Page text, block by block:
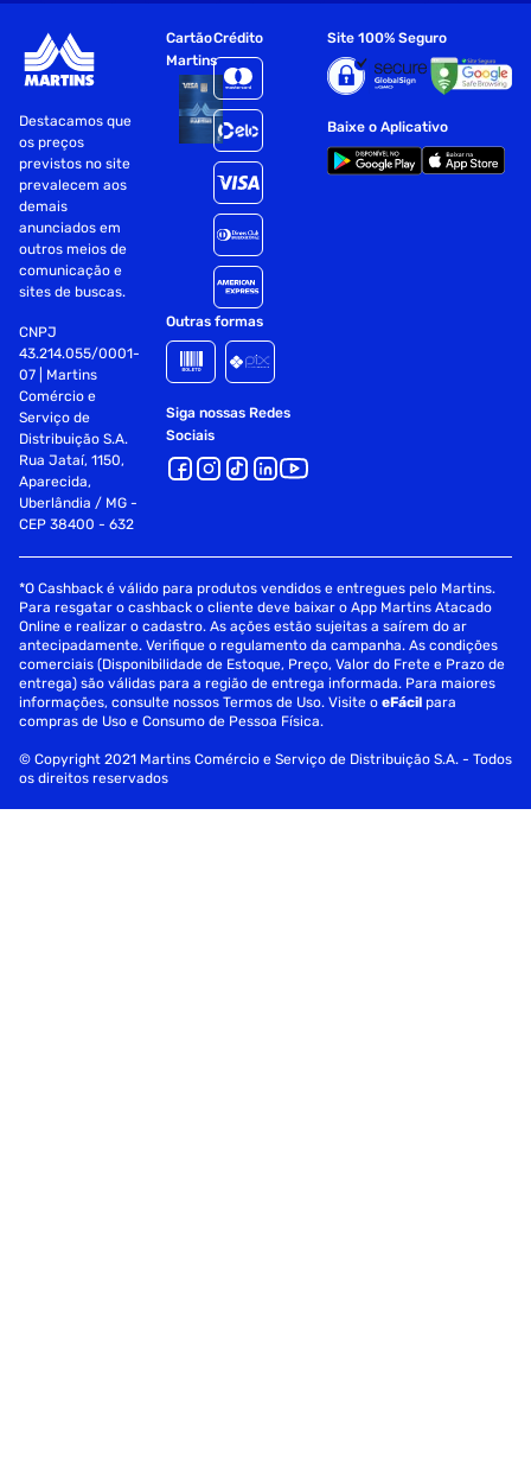
Destacamos que
os preços
previstos no site
prevalecem aos
demais
anunciados em
outros meios de
comunicação e
sites de buscas.
CNPJ
43.214.055/0001-
07 | Martins
Comércio e
Serviço de
Distribuição S.A.
Rua Jataí, 1150,
Aparecida,
Uberlândia / MG -
CEP 38400 - 632
Cartão
Martins
Crédito
Outras formas
Siga nossas Redes
Sociais
Site 100% Seguro
Baixe o Aplicativo
*O Cashback é válido para produtos vendidos e entregues pelo Martins.
Para resgatar o cashback o cliente deve baixar o App Martins Atacado
Online e realizar o cadastro. As ações estão sujeitas a saírem do ar
antecipadamente. Verifique o regulamento da campanha. As condições
comerciais (Disponibilidade de Estoque, Preço, Valor do Frete e Prazo de
entrega) são válidas para a região de entrega informada. Para maiores
informações, consulte nossos Termos de Uso. Visite oeFácil para
compras de Uso e Consumo de Pessoa Física.
© Copyright 2021 Martins Comércio e Serviço de Distribuição S.A. - Todos
os direitos reservados